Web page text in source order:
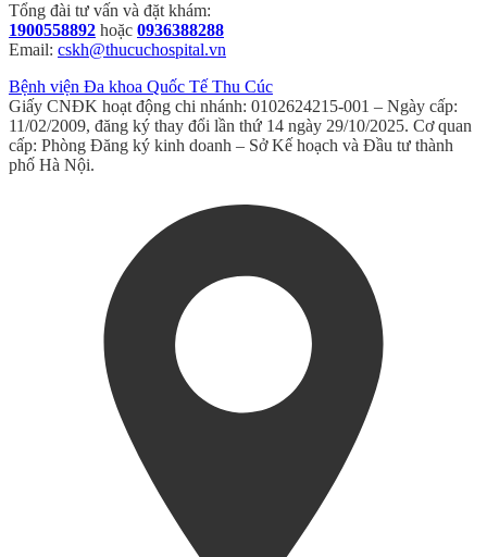
Tổng đài tư vấn và đặt khám:
1900558892 hoặc 0936388288
Email: cskh@thucuchospital.vn
Bệnh viện Đa khoa Quốc Tế Thu Cúc
Giấy CNĐK hoạt động chi nhánh: 0102624215-001 – Ngày cấp:
11/02/2009, đăng ký thay đổi lần thứ 14 ngày 29/10/2025. Cơ quan
cấp: Phòng Đăng ký kinh doanh – Sở Kế hoạch và Đầu tư thành
phố Hà Nội.